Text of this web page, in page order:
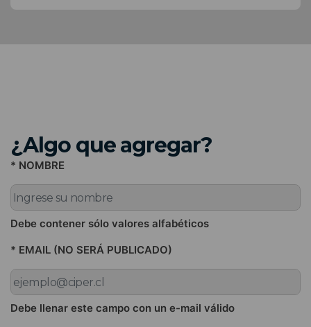
¿Algo que agregar?
* NOMBRE
Debe contener sólo valores alfabéticos
* EMAIL (NO SERÁ PUBLICADO)
Debe llenar este campo con un e-mail válido